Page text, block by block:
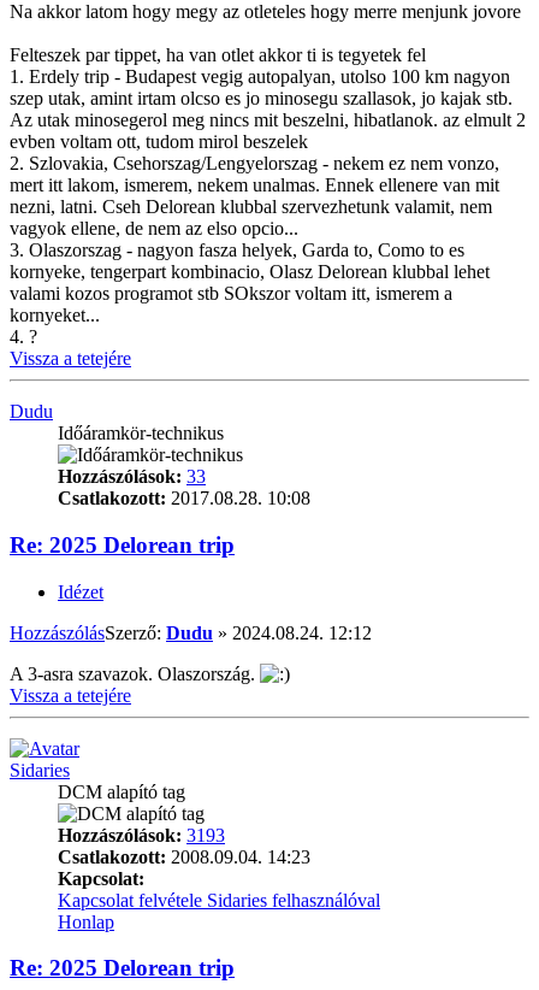
Na akkor latom hogy megy az otleteles hogy merre menjunk jovore
Felteszek par tippet, ha van otlet akkor ti is tegyetek fel
1. Erdely trip - Budapest vegig autopalyan, utolso 100 km nagyon
szep utak, amint irtam olcso es jo minosegu szallasok, jo kajak stb.
Az utak minosegerol meg nincs mit beszelni, hibatlanok. az elmult 2
evben voltam ott, tudom mirol beszelek
2. Szlovakia, Csehorszag/Lengyelorszag - nekem ez nem vonzo,
mert itt lakom, ismerem, nekem unalmas. Ennek ellenere van mit
nezni, latni. Cseh Delorean klubbal szervezhetunk valamit, nem
vagyok ellene, de nem az elso opcio...
3. Olaszorszag - nagyon fasza helyek, Garda to, Como to es
kornyeke, tengerpart kombinacio, Olasz Delorean klubbal lehet
valami kozos programot stb SOkszor voltam itt, ismerem a
kornyeket...
4. ?
Vissza a tetejére
Dudu
Időáramkör-technikus
Hozzászólások: 33
Csatlakozott: 2017.08.28. 10:08
Re: 2025 Delorean trip
Idézet
HozzászólásSzerző: Dudu » 2024.08.24. 12:12
A 3-asra szavazok. Olaszország.
Vissza a tetejére
Sidaries
DCM alapító tag
Hozzászólások: 3193
Csatlakozott: 2008.09.04. 14:23
Kapcsolat:
Kapcsolat felvétele Sidaries felhasználóval
Honlap
Re: 2025 Delorean trip